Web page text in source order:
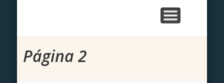
UFPR
Página 2